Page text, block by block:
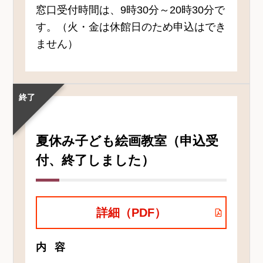
窓口受付時間は、9時30分～20時30分で
す。（火・金は休館日のため申込はでき
ません）
終了
夏休み子ども絵画教室（申込受
付、終了しました）
詳細（PDF）
内容